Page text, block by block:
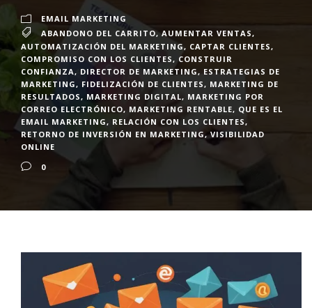
EMAIL MARKETING
ABANDONO DEL CARRITO, AUMENTAR VENTAS,
AUTOMATIZACIÓN DEL MARKETING, CAPTAR CLIENTES,
COMPROMISO CON LOS CLIENTES, CONSTRUIR
CONFIANZA, DIRECTOR DE MARKETING, ESTRATEGIAS DE
MARKETING, FIDELIZACIÓN DE CLIENTES, MARKETING DE
RESULTADOS, MARKETING DIGITAL, MARKETING POR
CORREO ELECTRÓNICO, MARKETING RENTABLE, QUE ES EL
EMAIL MARKETING, RELACIÓN CON LOS CLIENTES,
RETORNO DE INVERSIÓN EN MARKETING, VISIBILIDAD
ONLINE
0